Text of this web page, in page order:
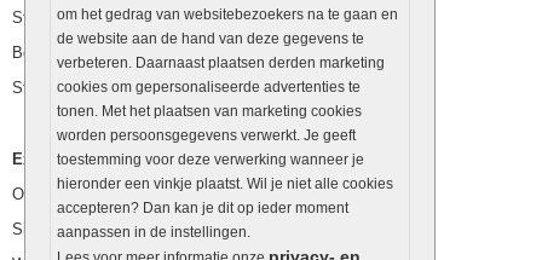
om het gedrag van websitebezoekers na te gaan en
de website aan de hand van deze gegevens te
verbeteren. Daarnaast plaatsen derden marketing
cookies om gepersonaliseerde advertenties te
tonen. Met het plaatsen van marketing cookies
worden persoonsgegevens verwerkt. Je geeft
toestemming voor deze verwerking wanneer je
hieronder een vinkje plaatst. Wil je niet alle cookies
accepteren? Dan kan je dit op ieder moment
aanpassen in de instellingen.
Stapelblokken
Betonblokken
Stapelstenen
Extra benodigdheden
Ophoogzand
Siergrind en siersplit